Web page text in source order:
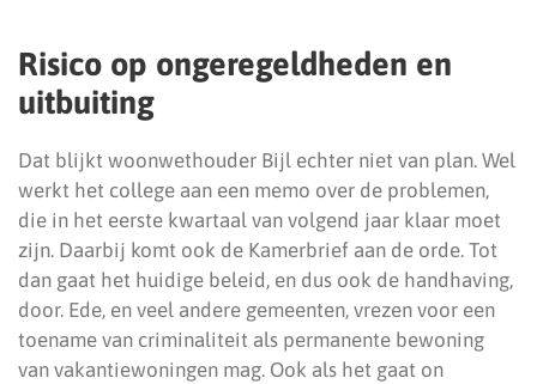
Risico op ongeregeldheden en
uitbuiting
Dat blijkt woonwethouder Bijl echter niet van plan. Wel
werkt het college aan een memo over de problemen,
die in het eerste kwartaal van volgend jaar klaar moet
zijn. Daarbij komt ook de Kamerbrief aan de orde. Tot
dan gaat het huidige beleid, en dus ook de handhaving,
door. Ede, en veel andere gemeenten, vrezen voor een
toename van criminaliteit als permanente bewoning
van vakantiewoningen mag. Ook als het gaat on